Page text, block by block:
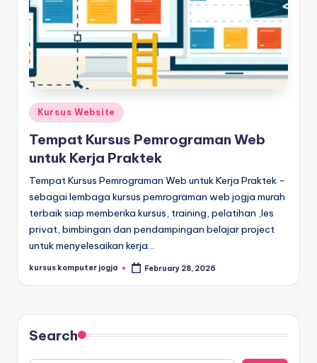
Kursus Website
Tempat Kursus Pemrograman Web
untuk Kerja Praktek
Tempat Kursus Pemrograman Web untuk Kerja Praktek -
sebagai lembaga kursus pemrograman web jogja murah
terbaik siap memberika kursus, training, pelatihan ,les
privat, bimbingan dan pendampingan belajar project
untuk menyelesaikan kerja…
kursus komputer jogja February 28, 2026
Search